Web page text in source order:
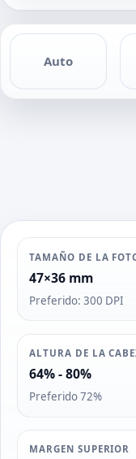
Auto
TAMAÑO DE LA
47×36 mm
Preferido: 300 DPI
ALTURA DE LA
64% - 80%
Preferido 72%
MARGEN SUPERIOR